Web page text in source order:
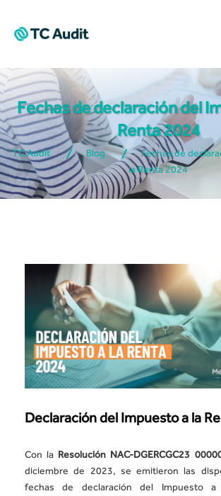
Fechas de declaración del
Renta 2024
TC Audit Blog
Fechas de
la Renta 2024
Declaración del Impuesto a la
Con la Resolución NAC-DGERCGC23
diciembre de 2023, se emitieron las
fechas de declaración del Impuesto